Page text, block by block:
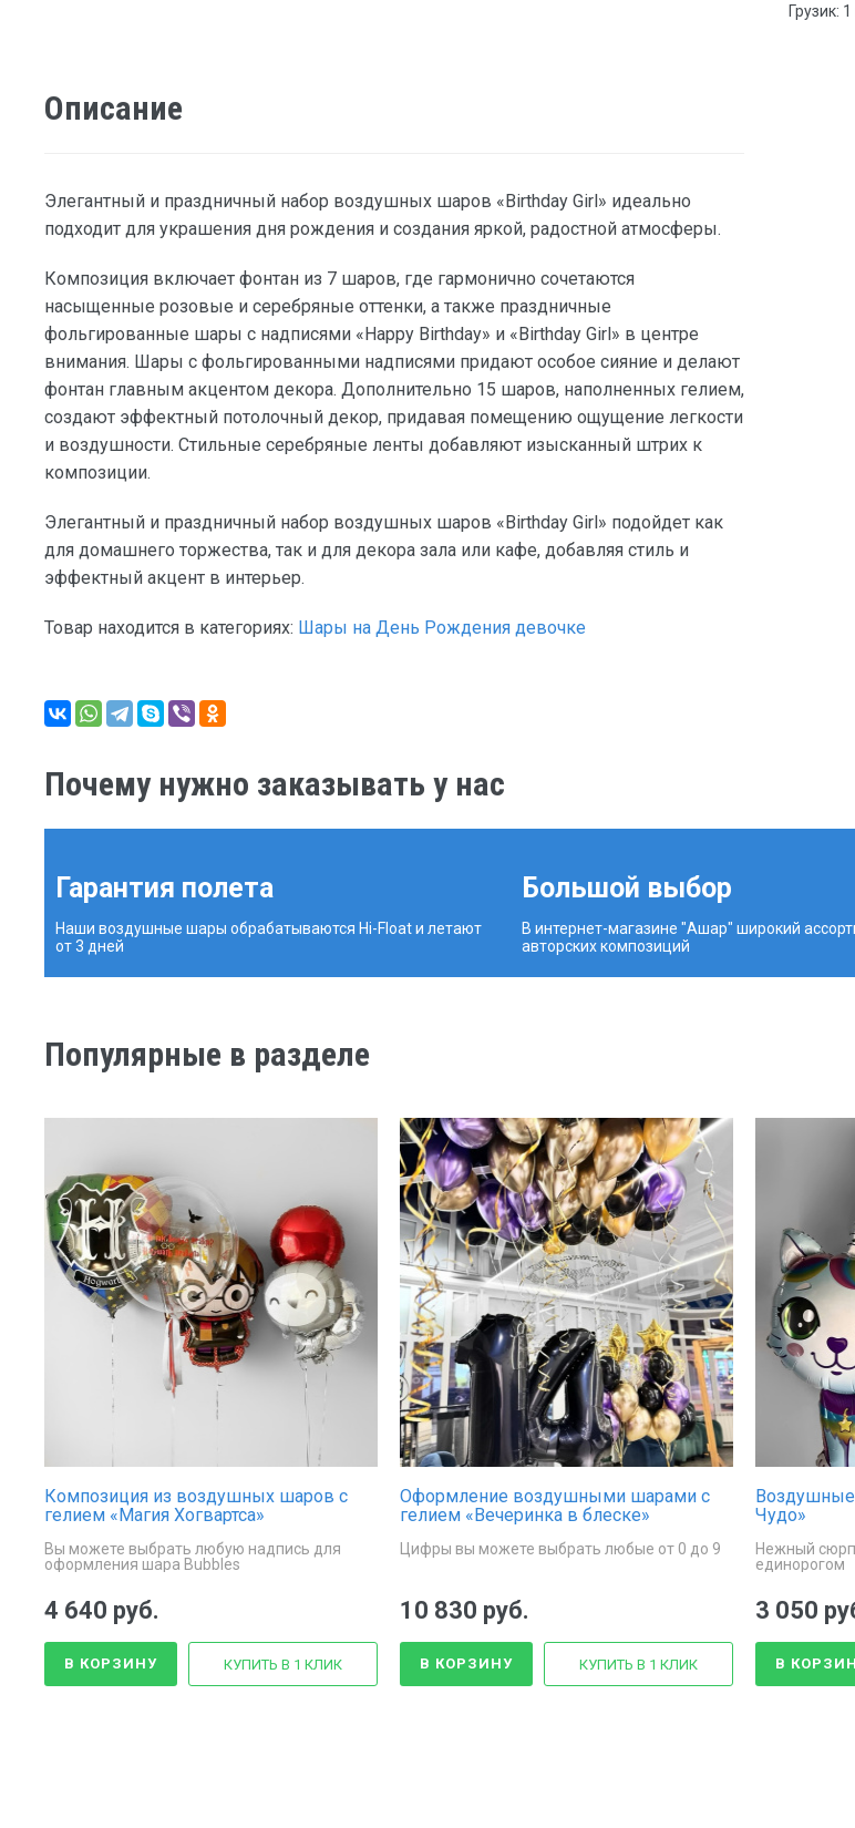
Грузик:
Описание
Элегантный и праздничный набор воздушных шаров «Birthday Girl» идеально
подходит для украшения дня рождения и создания яркой, радостной атмосферы.
Композиция включает фонтан из 7 шаров, где гармонично сочетаются
насыщенные розовые и серебряные оттенки, а также праздничные
фольгированные шары с надписями «Happy Birthday» и «Birthday Girl» в центре
внимания. Шары с фольгированными надписями придают особое сияние и делают
фонтан главным акцентом декора. Дополнительно 15 шаров, наполненных гелием,
создают эффектный потолочный декор, придавая помещению ощущение легкости
и воздушности. Стильные серебряные ленты добавляют изысканный штрих к
композиции.
Элегантный и праздничный набор воздушных шаров «Birthday Girl» подойдет как
для домашнего торжества, так и для декора зала или кафе, добавляя стиль и
эффектный акцент в интерьер.
Товар находится в категориях: Шары на День Рождения девочке
Почему нужно заказывать у нас
Гарантия полета
Наши воздушные шары обрабатываются Hi-Float и летают
от 3 дней
Большой выбор
В интернет-магазине "Ашар" широкий
авторских композиций
Популярные в разделе
Композиция из воздушных шаров с
гелием «Магия Хогвартса»
Вы можете выбрать любую надпись для
оформления шара Bubbles
4 640 руб.
В КОРЗИНУ КУПИТЬ В 1 КЛИК
Оформление воздушными шарами с
гелием «Вечеринка в блеске»
Цифры вы можете выбрать любые от 0 до 9
10 830 руб.
В КОРЗИНУ КУПИТЬ В 1 КЛИК
Чудо»
Нежный
единорогом
3 050
В